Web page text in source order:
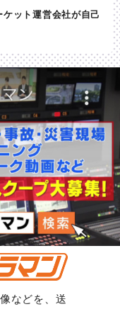
ット運営会社が自己
などを、送